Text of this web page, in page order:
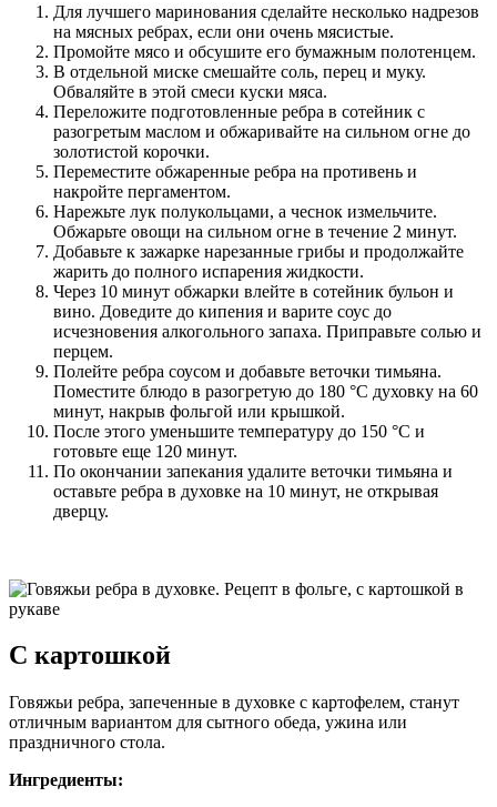
Для лучшего маринования сделайте несколько надрезов
на мясных ребрах, если они очень мясистые.
Промойте мясо и обсушите его бумажным полотенцем.
В отдельной миске смешайте соль, перец и муку.
Обваляйте в этой смеси куски мяса.
Переложите подготовленные ребра в сотейник с
разогретым маслом и обжаривайте на сильном огне до
золотистой корочки.
Переместите обжаренные ребра на противень и
накройте пергаментом.
Нарежьте лук полукольцами, а чеснок измельчите.
Обжарьте овощи на сильном огне в течение 2 минут.
Добавьте к зажарке нарезанные грибы и продолжайте
жарить до полного испарения жидкости.
Через 10 минут обжарки влейте в сотейник бульон и
вино. Доведите до кипения и варите соус до
исчезновения алкогольного запаха. Приправьте солью и
перцем.
Полейте ребра соусом и добавьте веточки тимьяна.
Поместите блюдо в разогретую до 180 °С духовку на 60
минут, накрыв фольгой или крышкой.
После этого уменьшите температуру до 150 °С и
готовьте еще 120 минут.
По окончании запекания удалите веточки тимьяна и
оставьте ребра в духовке на 10 минут, не открывая
дверцу.
С картошкой
Говяжьи ребра, запеченные в духовке с картофелем, станут
отличным вариантом для сытного обеда, ужина или
праздничного стола.
Ингредиенты: